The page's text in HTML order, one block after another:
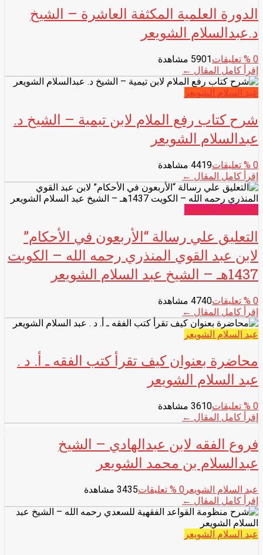
الدورة العلمية المكثفة العاشرة – الشيخ
د.عبدالسلام الشويعر
0 % تعليقات5901 مشاهدة
إقرأ كامل المقال ←
عبد السلام الشويعر
شرح كتاب رفع الملام لابن تيمية – الشيخ د.
عبدالسلام الشويعر
0 % تعليقات4419 مشاهدة
إقرأ كامل المقال ←
عبد السلام الشويعر
التعليق علي رسالة “الأربعون في الأحكام”
لابن عبد القوي المنذري رحمه الله – الكويت
1437هـ – الشيخ عبد السلام الشويعر
0 % تعليقات4740 مشاهدة
إقرأ كامل المقال ←
عبد السلام الشويعر
محاضرة بعنوان كيف تقرأ كتب الفقه ـ أ. د .
عبد السلام الشويعر
0 % تعليقات3610 مشاهدة
إقرأ كامل المقال ←
فروع الفقه لابن عبدالهادي – الشيخ
عبدالسلام بن محمد الشويعر
عبد السلام الشويعر 0 % تعليقات3435 مشاهدة
إقرأ كامل المقال ←
عبد السلام الشويعر